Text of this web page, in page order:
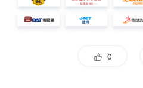
0